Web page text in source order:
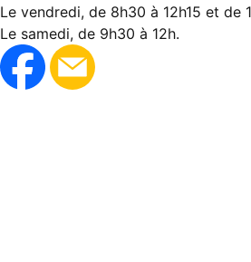
Le vendredi, de 8h30 à 12h15 et de
Le samedi, de 9h30 à 12h.